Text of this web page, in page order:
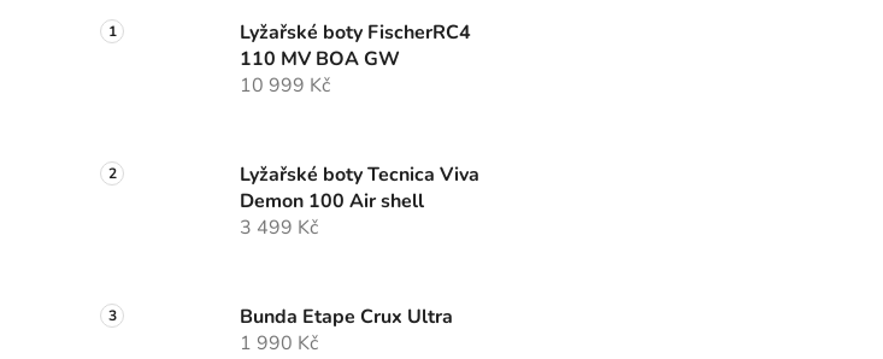
Lyžařské boty FischerRC4
110 MV BOA GW
10 999 Kč
Lyžařské boty Tecnica Viva
Demon 100 Air shell
3 499 Kč
Bunda Etape Crux Ultra
1 990 Kč